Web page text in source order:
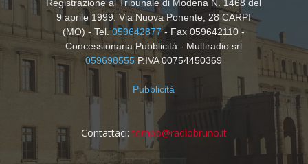
Registrazione al Tribunale di Modena N. 1468 del
9 aprile 1999. Via Nuova Ponente, 28 CARPI
(MO) - Tel.059642877- Fax 059642110 -
Concessionaria Pubblicità - Multiradio srl
059698555 P.IVA 00754450369
Pubblicità
Contattaci: tempo@radiobruno.it